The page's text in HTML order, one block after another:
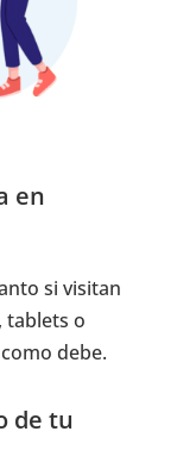
en
si visitan
tablets o
debe.
de tu